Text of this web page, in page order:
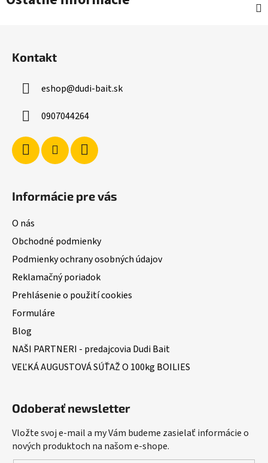
Kontakt
eshop@dudi-bait.sk
0907044264
Informácie pre vás
O nás
Obchodné podmienky
Podmienky ochrany osobných údajov
Reklamačný poriadok
Prehlásenie o použití cookies
Formuláre
Blog
NAŠI PARTNERI - predajcovia Dudi Bait
VEĽKÁ AUGUSTOVÁ SÚŤAŽ O 100kg BOILIES
Odoberať newsletter
Vložte svoj e-mail a my Vám budeme zasielať informácie o
nových produktoch na našom e-shope.